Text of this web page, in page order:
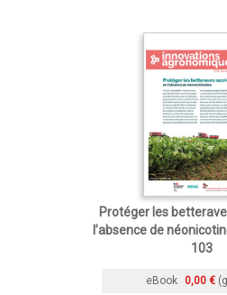
Protéger les
l’absence de
103
eBook 0,00 €